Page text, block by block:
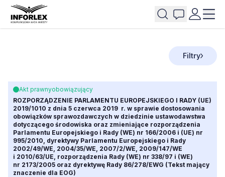
Filtry
Akt prawnyobowiązujący
ROZPORZĄDZENIE PARLAMENTU EUROPEJSKIEGO I RADY (UE)
2019/1010 z dnia 5 czerwca 2019 r. w sprawie dostosowania
obowiązków sprawozdawczych w dziedzinie ustawodawstwa
dotyczącego środowiska oraz zmieniające rozporządzenia
Parlamentu Europejskiego i Rady (WE) nr 166/2006 i (UE) nr
995/2010, dyrektywy Parlamentu Europejskiego i Rady
2002/49/WE, 2004/35/WE, 2007/2/WE, 2009/147/WE
i 2010/63/UE, rozporządzenia Rady (WE) nr 338/97 i (WE)
nr 2173/2005 oraz dyrektywę Rady 86/278/EWG (Tekst mający
znaczenie dla EOG)